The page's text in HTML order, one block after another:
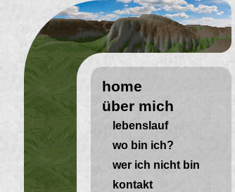
home
über mich
lebenslauf
wo bin ich?
wer ich nicht bin
kontakt